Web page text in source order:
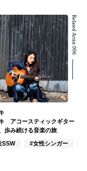
Related Artist 006
アコースティックギター
歩み続ける音楽の旅
SSW
#女性シンガー